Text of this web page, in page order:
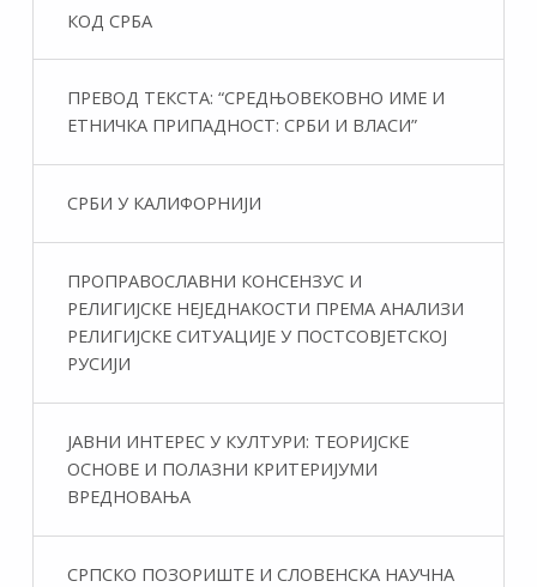
КОД СРБА
ПРЕВОД ТЕКСТА: “СРЕДЊОВЕКОВНО ИМЕ И
ЕТНИЧКА ПРИПАДНОСТ: СРБИ И ВЛАСИ”
СРБИ У КАЛИФОРНИЈИ
ПРОПРАВОСЛАВНИ КОНСЕНЗУС И
РЕЛИГИЈСКЕ НЕЈЕДНАКОСТИ ПРЕМА АНАЛИЗИ
РЕЛИГИЈСКЕ СИТУАЦИЈЕ У ПОСТСОВЈЕТСКОЈ
РУСИЈИ
ЈАВНИ ИНТЕРЕС У КУЛТУРИ: ТЕОРИЈСКЕ
ОСНОВЕ И ПОЛАЗНИ КРИТЕРИЈУМИ
ВРЕДНОВАЊА
СРПСКО ПОЗОРИШТЕ И СЛОВЕНСКА НАУЧНА